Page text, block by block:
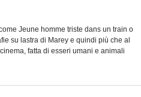
Jeune homme triste dans un train o
su lastra di Marey e quindi più che al
fatta di esseri umani e animali